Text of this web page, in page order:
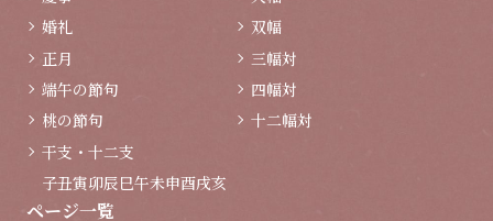
婚礼
正月
端午の節句
桃の節句
干支・十二支
子丑寅卯辰巳午未申酉戌亥
双幅
三幅対
四幅対
十二幅対
ページ一覧